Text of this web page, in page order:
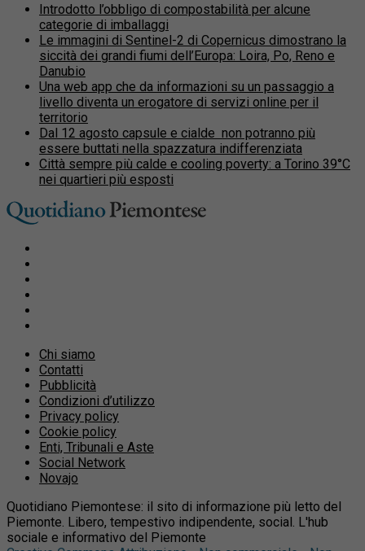
Introdotto l’obbligo di compostabilità per alcune
categorie di imballaggi
Le immagini di Sentinel-2 di Copernicus dimostrano la
siccità dei grandi fiumi dell’Europa: Loira, Po, Reno e
Danubio
Una web app che da informazioni su un passaggio a
livello diventa un erogatore di servizi online per il
territorio
Dal 12 agosto capsule e cialde non potranno più
essere buttati nella spazzatura indifferenziata
Città sempre più calde e cooling poverty: a Torino 39°C
nei quartieri più esposti
Chi siamo
Contatti
Pubblicità
Condizioni d’utilizzo
Privacy policy
Cookie policy
Enti, Tribunali e Aste
Social Network
Novajo
Quotidiano Piemontese: il sito di informazione più letto del
Piemonte. Libero, tempestivo indipendente, social. L'hub
sociale e informativo del Piemonte